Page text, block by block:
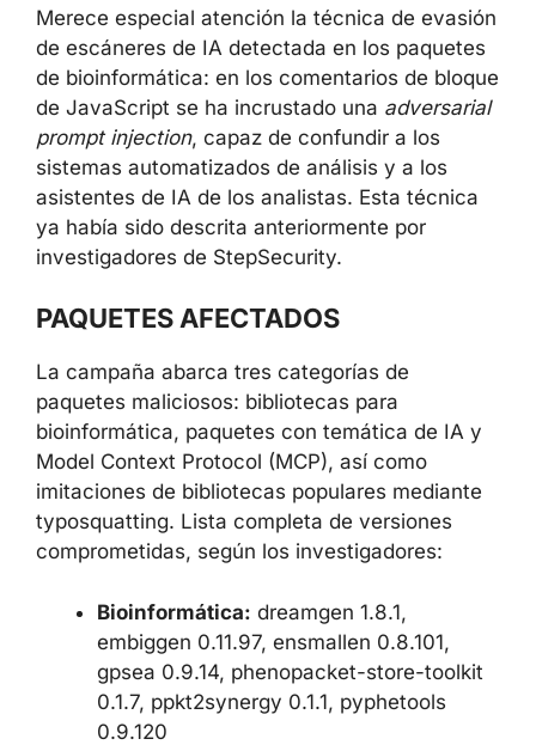
repositorio en un IDE o en herramientas de
desarrollo con soporte de IA.
Merece especial atención la técnica de
evasión de escáneres de IA detectada en los
paquetes de bioinformática: en los
comentarios de bloque de JavaScript se ha
incrustado unaadversarial prompt injection
capaz de confundir a los sistemas
de IA de los analistas. Esta técnica ya había
investigadores de StepSecurity.
PAQUETES AFECTADOS
La campaña abarca tres categorías de
paquetes maliciosos: bibliotecas para
bioinformática, paquetes con temática de IA y
imitaciones de bibliotecas populares mediante
typosquatting. Lista completa de versiones
comprometidas, según los investigadores:
Bioinformática: